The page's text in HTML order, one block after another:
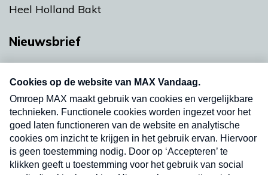
Heel Holland Bakt
Nieuwsbrief
nieuwsbrief. Elke vrijdag- en dinsdagochtend in
uw mailbox.
Verzend